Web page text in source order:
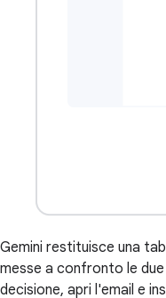
Gemini restituisce una
messe a confronto le
decisione, apri l'email e